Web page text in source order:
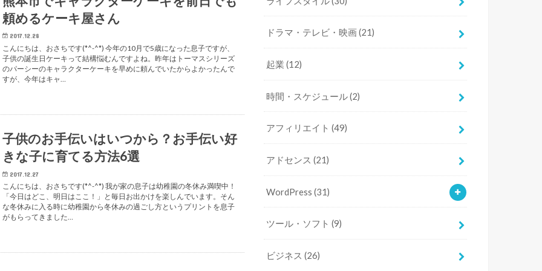
頼めるケーキ屋さん
2017.12.28
こんにちは、おさちです(*^-^*) 今年の10月で5歳になった息子ですが、
子供の誕生日ケーキって結構悩むんですよね。昨年はトーマスシリーズ
のパーシーのキャラクターケーキを早めに頼んでいたからよかったんで
すが、今年はキャ…
子供のお手伝いはいつから？お手伝い好
きな子に育てる方法6選
2017.12.27
こんにちは、おさちです(*^-^*) 我が家の息子は幼稚園の冬休み満喫中！
「今日はどこ、明日はここ！」と毎日お出かけを楽しんでいます。そん
な冬休みに入る時に幼稚園から冬休みの過ごし方というプリントを息子
がもらってきました…
ドラマ・テレビ・映画(21)
起業(12)
時間・スケジュール(2)
アフィリエイト(49)
アドセンス(21)
WordPress(31)
ツール・ソフト(9)
ビジネス(26)